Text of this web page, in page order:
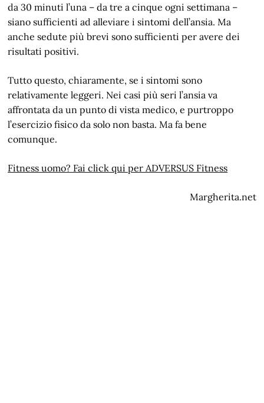
da 30 minuti l’una – da tre a cinque ogni settimana –
siano sufficienti ad alleviare i sintomi dell’ansia. Ma
anche sedute più brevi sono sufficienti per avere dei
risultati positivi.
Tutto questo, chiaramente, se i sintomi sono
relativamente leggeri. Nei casi più seri l’ansia va
affrontata da un punto di vista medico, e purtroppo
l’esercizio fisico da solo non basta. Ma fa bene
comunque.
Fitness uomo? Fai click qui per ADVERSUS Fitness
Margherita.net